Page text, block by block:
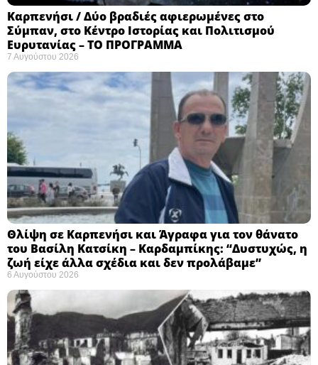
Καρπενήσι / Δύο βραδιές αφιερωμένες στο
Σύμπαν, στο Κέντρο Ιστορίας και Πολιτισμού
Ευρυτανίας – ΤΟ ΠΡΟΓΡΑΜΜΑ
7 Αυγούστου 2026
Θλίψη σε Καρπενήσι και Άγραφα για τον θάνατο
του Βασίλη Κατσίκη – Καρδαμπίκης: “Δυστυχώς, η
ζωή είχε άλλα σχέδια και δεν προλάβαμε”
6 Αυγούστου 2026